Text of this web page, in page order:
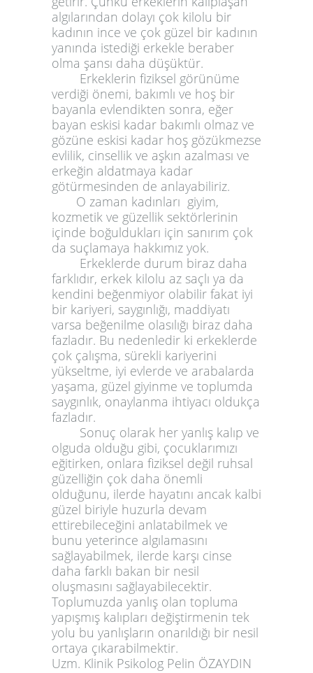
algılarından dolayı çok kilolu bir
kadının ince ve çok güzel bir kadının
yanında istediği erkekle beraber
olma şansı daha düşüktür.
Erkeklerin fiziksel görünüme
verdiği önemi, bakımlı ve hoş bir
bayanla evlendikten sonra, eğer
bayan eskisi kadar bakımlı olmaz ve
gözüne eskisi kadar hoş gözükmezse
evlilik, cinsellik ve aşkın azalması ve
erkeğin aldatmaya kadar
götürmesinden de anlayabiliriz.
O zaman kadınları giyim,
kozmetik ve güzellik sektörlerinin
içinde boğuldukları için sanırım çok
da suçlamaya hakkımız yok.
Erkeklerde durum biraz daha
farklıdır, erkek kilolu az saçlı ya da
kendini beğenmiyor olabilir fakat iyi
bir kariyeri, saygınlığı, maddiyatı
varsa beğenilme olasılığı biraz daha
fazladır. Bu nedenledir ki erkeklerde
çok çalışma, sürekli kariyerini
yükseltme, iyi evlerde ve arabalarda
yaşama, güzel giyinme ve toplumda
saygınlık, onaylanma ihtiyacı oldukça
fazladır.
Sonuç olarak her yanlış kalıp ve
olguda olduğu gibi, çocuklarımızı
eğitirken, onlara fiziksel değil ruhsal
güzelliğin çok daha önemli
olduğunu, ilerde hayatını ancak kalbi
güzel biriyle huzurla devam
ettirebileceğini anlatabilmek ve
bunu yeterince algılamasını
sağlayabilmek, ilerde karşı cinse
daha farklı bakan bir nesil
oluşmasını sağlayabilecektir.
Toplumuzda yanlış olan topluma
yapışmış kalıpları değiştirmenin tek
yolu bu yanlışların onarıldığı bir nesil
ortaya çıkarabilmektir.
Uzm. Klinik Psikolog Pelin ÖZAYDIN